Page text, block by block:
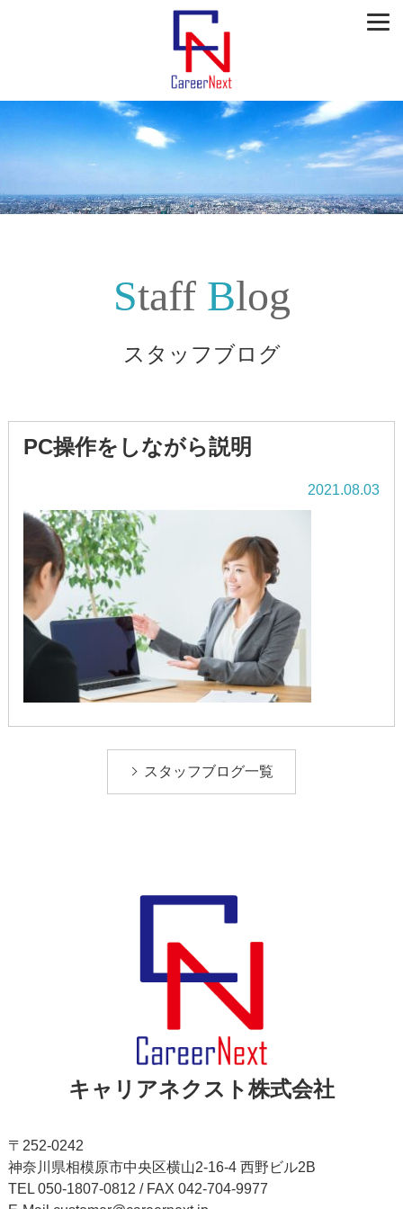
Staff Blog
スタッフブログ
PC操作をしながら説明
2021.08.03
スタッフブログ一覧
キャリアネクスト株式会社
〒252-0242
神奈川県相模原市中央区横山2-16-4 西野ビル2B
TEL 050-1807-0812 / FAX 042-704-9977